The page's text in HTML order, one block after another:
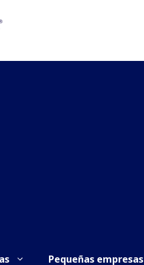
Pequeñas empresas